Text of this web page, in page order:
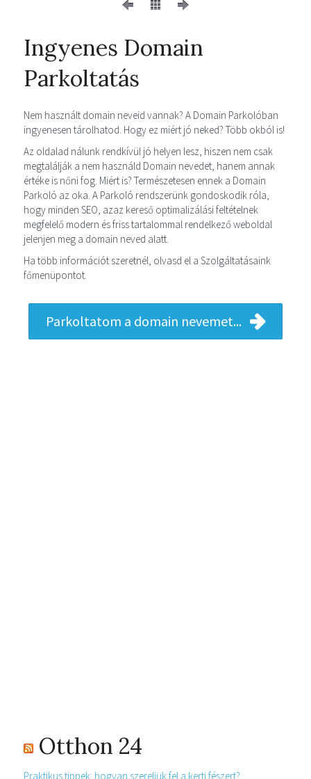
Ingyenes Domain
Parkoltatás
Nem használt domain neveid vannak? A Domain Parkolóban
ingyenesen tárolhatod. Hogy ez miért jó neked? Több okból is!
Az oldalad nálunk rendkívül jó helyen lesz, hiszen nem csak
megtalálják a nem használd Domain nevedet, hanem annak
értéke is nőni fog. Miért is? Természetesen ennek a Domain
Parkoló az oka. A Parkoló rendszerünk gondoskodik róla,
hogy minden SEO, azaz kereső optimalizálási feltételnek
megfelelő modern és friss tartalommal rendelkező weboldal
jelenjen meg a domain neved alatt.
Ha több információt szeretnél, olvasd el a Szolgáltatásaink
főmenüpontot.
Parkoltatom a domain nevemet...
Otthon 24
Praktikus tippek: hogyan szereljük fel a kerti fészert?